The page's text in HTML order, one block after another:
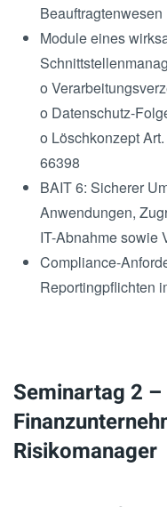
Beauftragtenwesen
Module eines
o
o Datenschutz-
o Löschkonzept
66398
BAIT 6: Sicherer
Anwendungen,
IT-Abnahme sowie
Compliance-
Reportingpflichten
Seminartag 2
Risikomanager